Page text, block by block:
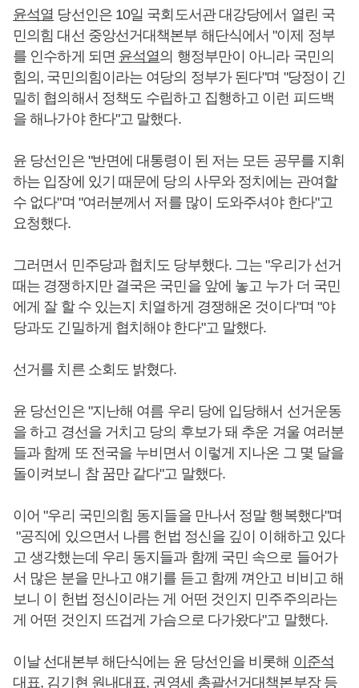
윤석열 당선인은 10일 국회도서관 대강당에서 열린 국
민의힘 대선 중앙선거대책본부 해단식에서 "이제 정부
를 인수하게 되면 윤석열의 행정부만이 아니라 국민의
힘의, 국민의힘이라는 여당의 정부가 된다"며 "당정이 긴
밀히 협의해서 정책도 수립하고 집행하고 이런 피드백
을 해나가야 한다"고 말했다.
윤 당선인은 "반면에 대통령이 된 저는 모든 공무를 지휘
하는 입장에 있기 때문에 당의 사무와 정치에는 관여할
수 없다"며 "여러분께서 저를 많이 도와주셔야 한다"고
요청했다.
그러면서 민주당과 협치도 당부했다. 그는 "우리가 선거
때는 경쟁하지만 결국은 국민을 앞에 놓고 누가 더 국민
에게 잘 할 수 있는지 치열하게 경쟁해온 것이다"며 "야
당과도 긴밀하게 협치해야 한다"고 말했다.
선거를 치른 소회도 밝혔다.
윤 당선인은 "지난해 여름 우리 당에 입당해서 선거운동
을 하고 경선을 거치고 당의 후보가 돼 추운 겨울 여러분
들과 함께 또 전국을 누비면서 이렇게 지나온 그 몇 달을
돌이켜보니 참 꿈만 같다"고 말했다.
이어 "우리 국민의힘 동지들을 만나서 정말 행복했다"며
"공직에 있으면서 나름 헌법 정신을 깊이 이해하고 있다
고 생각했는데 우리 동지들과 함께 국민 속으로 들어가
서 많은 분을 만나고 얘기를 듣고 함께 껴안고 비비고 해
보니 이 헌법 정신이라는 게 어떤 것인지 민주주의라는
게 어떤 것인지 뜨겁게 가슴으로 다가왔다"고 말했다.
이날 선대본부 해단식에는 윤 당선인을 비롯해 이준석
대표, 김기현 원내대표, 권영세 총괄선거대책본부장 등